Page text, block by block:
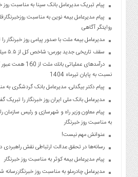
پیام تبریک مدیرعامل بانک سینا به مناسبت روز
پیام مدیرعامل بیمه نوین به مناسبت
روایتگر آگاهی
مدیرعامل بیمه ملت با صدور پیامی روز خبرنگار
سقف تاریخی جدید بورس؛ شاخص کل از ۵.۵ میلیون واحد عبور کرد
نسبت به پایان تیرماه 1404
پیام دکتر بیگدلی، مدیرعامل بانک گردشگری به
مدیرعامل بانک ملی ایران روز خبرنگار را تبریک
پیام معاون وزیر راه و شهرسازی و رئیس
به مناسبت روز خبرنگار
عنوانش مهم نیست!
رسانه‌ها در تحقق عدالت ارتباطی نقش راهبردی
پیام مدیرعامل بیمه کوثر به مناسبت روز خبرنگار
مدیرعامل چادرملو به مناسبت روز